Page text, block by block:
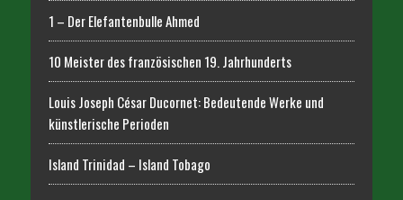
1 – Der Elefantenbulle Ahmed
10 Meister des französischen 19. Jahrhunderts
Louis Joseph César Ducornet: Bedeutende Werke und
künstlerische Perioden
Island Trinidad – Island Tobago